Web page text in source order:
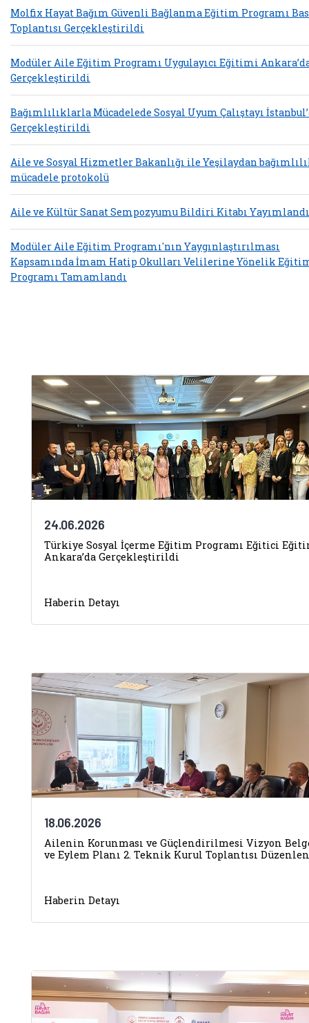
Molfix Hayat Bağım Güvenli Bağlanma Eğitim Programı
Toplantısı Gerçekleştirildi
Modüler Aile Eğitim Programı Uygulayıcı Eğitimi
Gerçekleştirildi
Bağımlılıklarla Mücadelede Sosyal Uyum Çalıştayı
Gerçekleştirildi
Aile ve Sosyal Hizmetler Bakanlığı ile Yeşilaydan
mücadele protokolü
Aile ve Kültür Sanat Sempozyumu Bildiri Kitabı Yayımlandı
Modüler Aile Eğitim Programı'nın Yaygınlaştırılması
Kapsamında İmam Hatip Okulları Velilerine Yönelik
Programı Tamamlandı
24.06.2026
Türkiye Sosyal İçerme Eğitim Programı Eğitici
Ankara’da Gerçekleştirildi
Haberin Detayı
18.06.2026
Ailenin Korunması ve Güçlendirilmesi Vizyon
ve Eylem Planı 2. Teknik Kurul Toplantısı
Haberin Detayı